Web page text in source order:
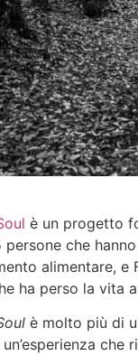
è un progetto
persone che
alimentare, e
ha perso la vita a
è molto più di
un’esperienza